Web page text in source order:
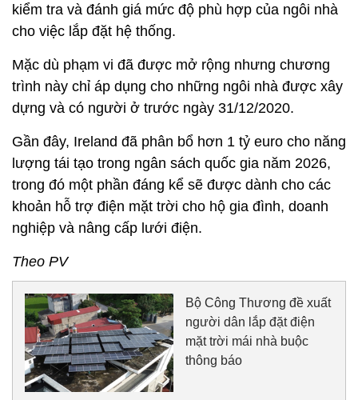
kiểm tra và đánh giá mức độ phù hợp của ngôi nhà
cho việc lắp đặt hệ thống.
Mặc dù phạm vi đã được mở rộng nhưng chương
trình này chỉ áp dụng cho những ngôi nhà được xây
dựng và có người ở trước ngày 31/12/2020.
Gần đây, Ireland đã phân bổ hơn 1 tỷ euro cho năng
lượng tái tạo trong ngân sách quốc gia năm 2026,
trong đó một phần đáng kể sẽ được dành cho các
khoản hỗ trợ điện mặt trời cho hộ gia đình, doanh
nghiệp và nâng cấp lưới điện.
Theo PV
Bộ Công Thương đề xuất
người dân lắp đặt điện
mặt trời mái nhà buộc
thông báo